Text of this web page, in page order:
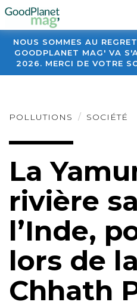
NOUS SOMMES AU
GOODPLANET MAG' VA
2026. MERCI DE VOTRE
POLLUTIONS SOCIÉTÉ
La
rivière
l’Inde,
lors de
Chhath